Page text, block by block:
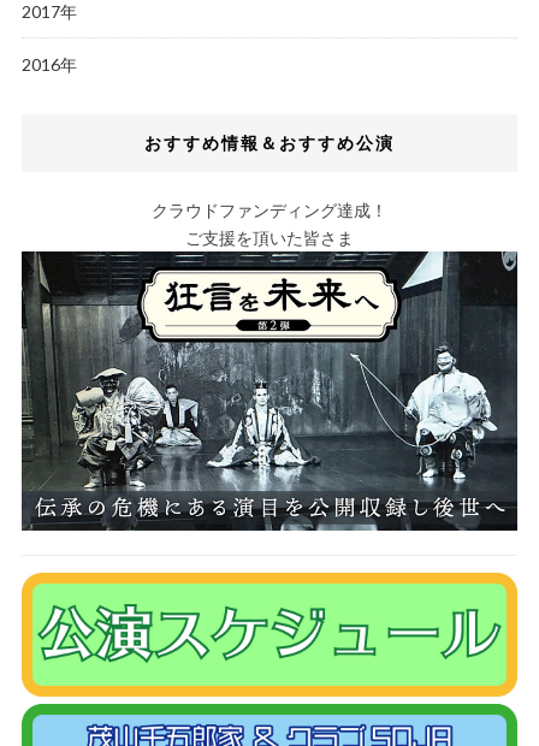
2017年
2016年
おすすめ情報＆おすすめ公演
クラウドファンディング達成！
ご支援を頂いた皆さま